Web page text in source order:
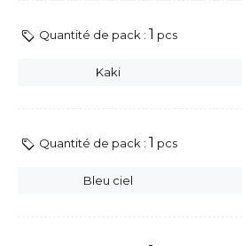
Quantité de pack : 1 pcs
Kaki
Quantité de pack : 1 pcs
Bleu ciel